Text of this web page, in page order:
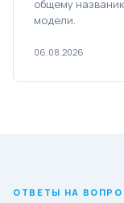
общему
модели.
06.08.2026
ОТВЕТЫ НА